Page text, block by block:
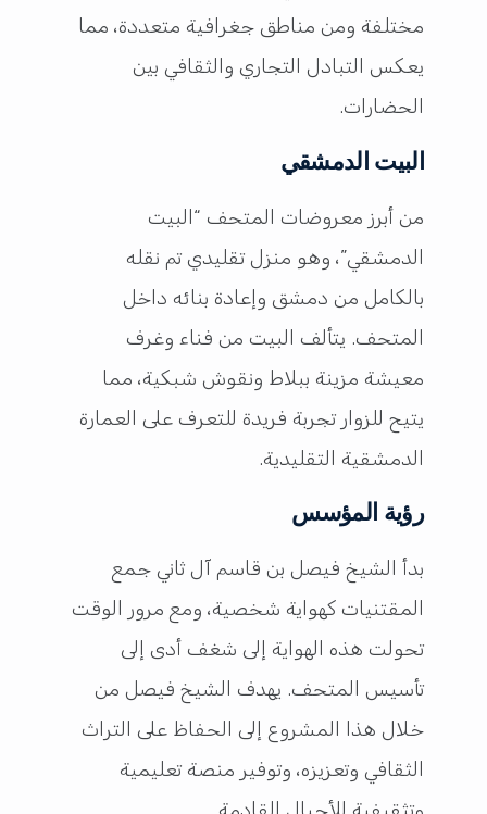
مختلفة ومن مناطق جغرافية متعددة، مما
يعكس التبادل التجاري والثقافي بين
الحضارات.
البيت الدمشقي
من أبرز معروضات المتحف “البيت
الدمشقي”، وهو منزل تقليدي تم نقله
بالكامل من دمشق وإعادة بنائه داخل
المتحف. يتألف البيت من فناء وغرف
معيشة مزينة ببلاط ونقوش شبكية، مما
يتيح للزوار تجربة فريدة للتعرف على العمارة
الدمشقية التقليدية.
رؤية المؤسس
بدأ الشيخ فيصل بن قاسم آل ثاني جمع
المقتنيات كهواية شخصية، ومع مرور الوقت
تحولت هذه الهواية إلى شغف أدى إلى
تأسيس المتحف. يهدف الشيخ فيصل من
خلال هذا المشروع إلى الحفاظ على التراث
الثقافي وتعزيزه، وتوفير منصة تعليمية